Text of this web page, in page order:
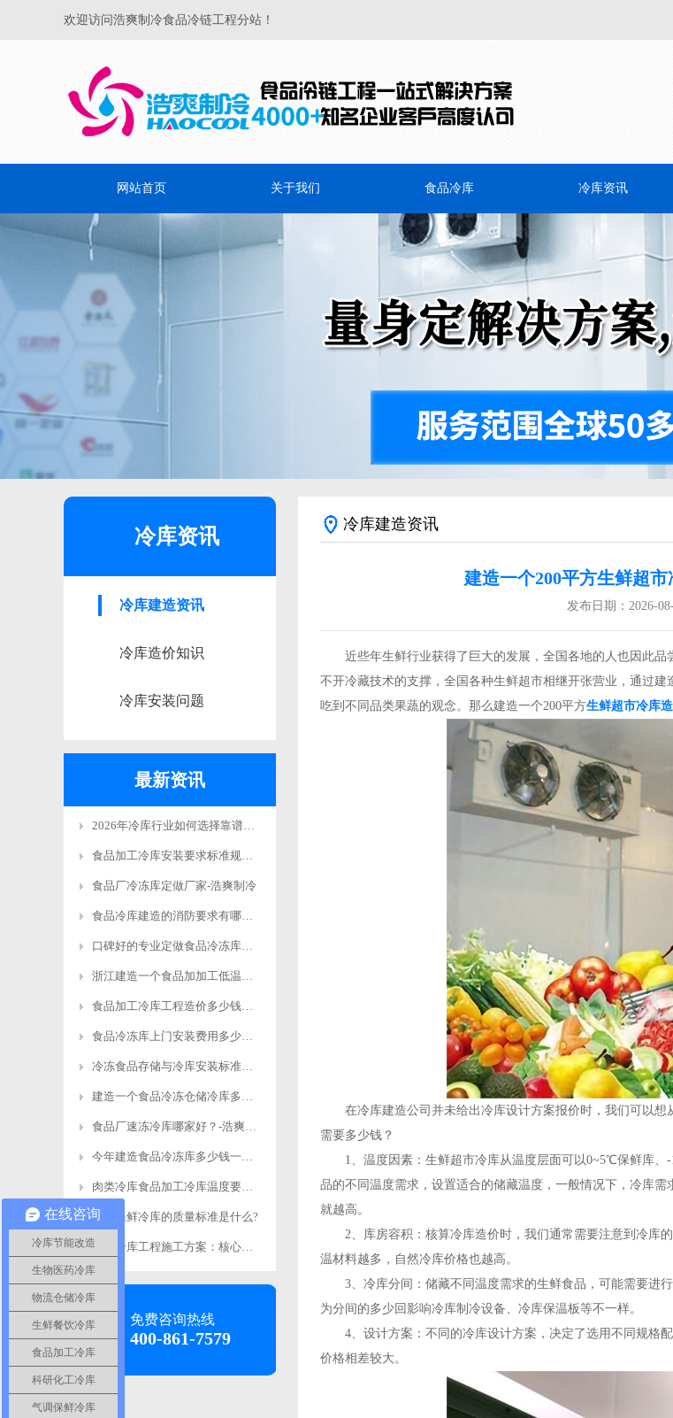
欢迎访问浩爽制冷食品冷链工程分站！
网站首页 关于我们 食品冷库 冷库资讯
冷库资讯
冷库建造资讯
冷库造价知识
冷库安装问题
最新资讯
2026年冷库行业如何选择靠谱有实力的工程商品牌
食品加工冷库安装要求标准规范更新
食品厂冷冻库定做厂家-浩爽制冷
食品冷库建造的消防要求有哪些？-浩爽制冷
口碑好的专业定做食品冷冻库安装电话-浩爽制冷
浙江建造一个食品加加工低温立体库费用多少钱？-浩爽制冷
食品加工冷库工程造价多少钱？-浩爽制冷
食品冷冻库上门安装费用多少钱？-浩爽制冷
冷冻食品存储与冷库安装标准规范要求-浩爽制冷
建造一个食品冷冻仓储冷库多少钱？-浩爽制冷
食品厂速冻冷库哪家好？-浩爽制冷
今年建造食品冷冻库多少钱一平方米？-浩爽制冷
肉类冷库食品加工冷库温度要求详解-浩爽制冷
食品保鲜冷库的质量标准是什么?
食品冷库工程施工方案：核心施工要求详解-浩爽制冷
免费咨询热线
400-861-7579
冷库建造资讯
建造一个200平方生鲜超
发布日期： 2026-
近些年生鲜行业获得了巨大的发展，全国各地的人也因此品
不开冷藏技术的支撑，全国各种生鲜超市相继开张营业，通过
吃到不同品类果蔬的观念。那么建造一个200平方生鲜超市冷库
在冷库建造公司并未给出冷库设计方案报价时，我们可以想
需要多少钱？
1、温度因素：生鲜超市冷库从温度层面可以0~5℃保鲜库、
品的不同温度需求，设置适合的储藏温度，一般情况下，冷库
就越高。
2、库房容积：核算冷库造价时，我们通常需要注意到冷库的
温材料越多，自然冷库价格也越高。
3、冷库分间：储藏不同温度需求的生鲜食品，可能需要进行
为分间的多少回影响冷库制冷设备、冷库保温板等不一样。
4、设计方案：不同的冷库设计方案，决定了选用不同规格
价格相差较大。
在线咨询
冷库节能改造
生物医药冷库
物流仓储冷库
生鲜餐饮冷库
食品加工冷库
科研化工冷库
气调保鲜冷库